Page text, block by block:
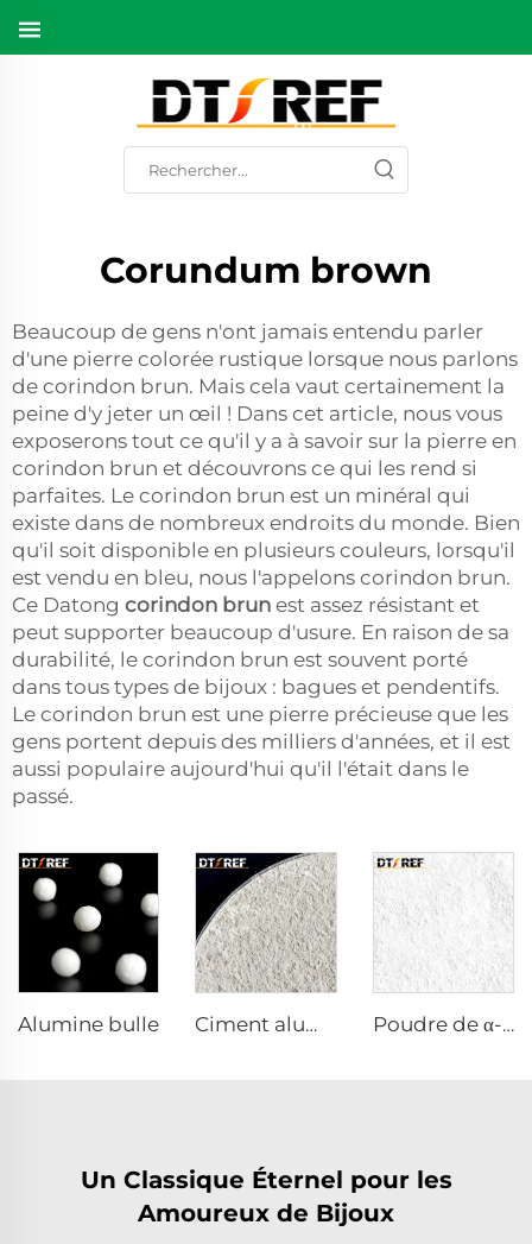
Corundum brown
Beaucoup de gens n'ont jamais entendu parler
d'une pierre colorée rustique lorsque nous parlons
de corindon brun. Mais cela vaut certainement la
peine d'y jeter un œil ! Dans cet article, nous vous
exposerons tout ce qu'il y a à savoir sur la pierre en
corindon brun et découvrons ce qui les rend si
parfaites. Le corindon brun est un minéral qui
existe dans de nombreux endroits du monde. Bien
qu'il soit disponible en plusieurs couleurs, lorsqu'il
est vendu en bleu, nous l'appelons corindon brun.
Ce Datong corindon brun est assez résistant et
peut supporter beaucoup d'usure. En raison de sa
durabilité, le corindon brun est souvent porté
dans tous types de bijoux : bagues et pendentifs.
Le corindon brun est une pierre précieuse que les
gens portent depuis des milliers d'années, et il est
aussi populaire aujourd'hui qu'il l'était dans le
passé.
Alumine bulle Ciment aluminocalcaire DK-68 Poudre de α-Al₂O₃ calcinée AW-9FG
Un Classique Éternel pour les
Amoureux de Bijoux